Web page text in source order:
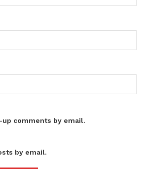
comments by email.
by email.